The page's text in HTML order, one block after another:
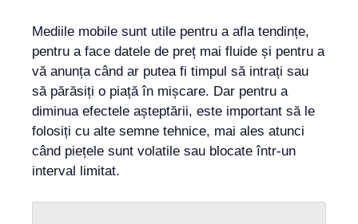
Mediile mobile sunt utile pentru a afla tendințe,
pentru a face datele de preț mai fluide și pentru a
vă anunța când ar putea fi timpul să intrați sau
să părăsiți o piață în mișcare. Dar pentru a
diminua efectele așteptării, este important să le
folosiți cu alte semne tehnice, mai ales atunci
când piețele sunt volatile sau blocate într-un
interval limitat.